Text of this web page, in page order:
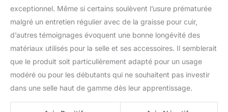
exceptionnel. Même si certains soulèvent l’usure prématurée
malgré un entretien régulier avec de la graisse pour cuir,
d’autres témoignages évoquent une bonne longévité des
matériaux utilisés pour la selle et ses accessoires. Il semblerait
que le produit soit particulièrement adapté pour un usage
modéré ou pour les débutants qui ne souhaitent pas investir
dans une selle haut de gamme dès leur apprentissage.